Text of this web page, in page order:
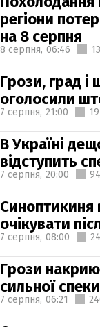
регіони
на 8 серпня
8 серпня, 06:46
Грози, град і
оголосили
7 серпня, 21:00
В Україні
відступить
7 серпня, 20:00
Синоптикиня
очікувати
7 серпня, 08:00
Грози
сильної
7 серпня, 06:21